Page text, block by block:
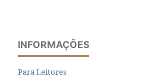
INFORMAÇÕES
Para Leitores